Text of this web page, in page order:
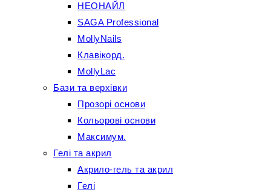
НЕОНАЙЛ
SAGA Professional
MollyNails
Клавікорд.
MollyLac
Бази та верхівки
Прозорі основи
Кольорові основи
Максимум.
Гелі та акрил
Акрило-гель та акрил
Гелі